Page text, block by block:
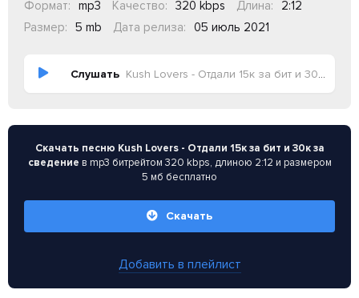
Формат: mp3 Качество: 320 kbps Длина:
2:12
Размер:
5 mb Дата релиза: 05 июль 2021
Слушать Kush Lovers - Отдали 15к за бит и 30к за сведение
Скачать песню Kush Lovers - Отдали 15к за бит и 30к за
сведение в mp3 битрейтом 320 kbps, длиною 2:12 и размером
5 мб бесплатно
Скачать
Добавить в плейлист